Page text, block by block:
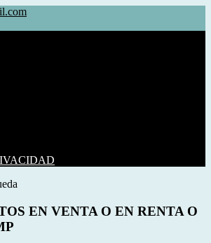
EN VENTA O EN RENTA O